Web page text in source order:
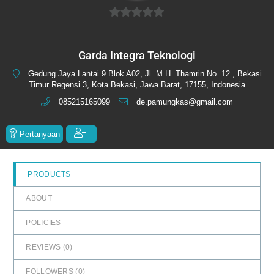
of
5
Garda Integra Teknologi
Gedung Jaya Lantai 9 Blok A02, Jl. M.H. Thamrin No. 12., Bekasi
Timur Regensi 3, Kota Bekasi, Jawa Barat, 17155, Indonesia
085215165099
de.pamungkas@gmail.com
Pertanyaan
PRODUCTS
ABOUT
POLICIES
REVIEWS (0)
FOLLOWERS (0)